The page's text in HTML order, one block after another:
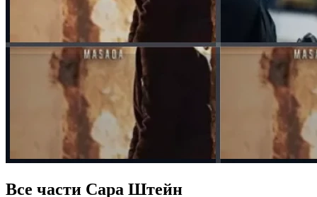
Все части Сара Штейн